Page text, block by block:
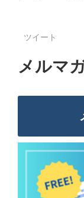
ツイート
メルマ